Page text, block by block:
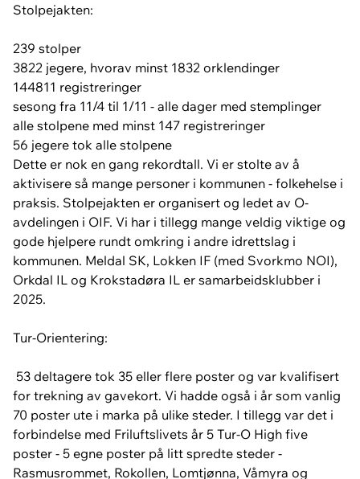
Stolpejakten:
239 stolper
3822 jegere, hvorav minst 1832 orklendinger
144811 registreringer
sesong fra 11/4 til 1/11 - alle dager med stemplinger
alle stolpene med minst 147 registreringer
56 jegere tok alle stolpene
Dette er nok en gang rekordtall. Vi er stolte av å
aktivisere så mange personer i kommunen - folkehelse i
praksis. Stolpejakten er organisert og ledet av O-
avdelingen i OIF. Vi har i tillegg mange veldig viktige og
gode hjelpere rundt omkring i andre idrettslag i
kommunen. Meldal SK, Lokken IF (med Svorkmo NOI),
Orkdal IL og Krokstadøra IL er samarbeidsklubber i
2025.
Tur-Orientering:
53 deltagere tok 35 eller flere poster og var kvalifisert
for trekning av gavekort. Vi hadde også i år som vanlig
70 poster ute i marka på ulike steder. I tillegg var det i
forbindelse med Friluftslivets år 5 Tur-O High five
poster - 5 egne poster på litt spredte steder -
Rasmusrommet, Rokollen, Lomtjønna, Våmyra og